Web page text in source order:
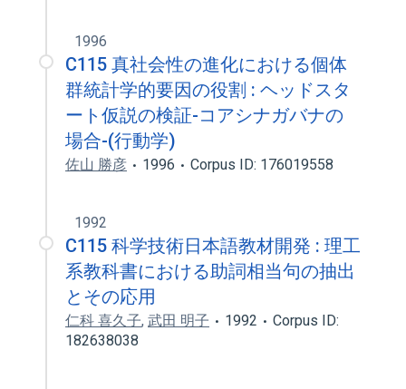
1996
C115 真社会性の進化における個体
群統計学的要因の役割 : ヘッドスタ
ート仮説の検証-コアシナガバナの
場合-(行動学)
佐山 勝彦 1996 Corpus ID: 176019558
1992
C115 科学技術日本語教材開発 : 理工
系教科書における助詞相当句の抽出
とその応用
仁科 喜久子, 武田 明子 1992
Corpus ID:
182638038